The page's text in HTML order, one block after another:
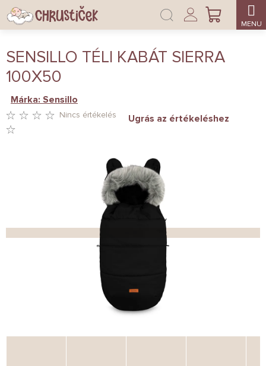
Ugrás
fő
KOSÁR
Bejelentkezés
SENSILLO TÉLI KABÁT SIERRA
100X50
CSILLAG.
Nincs értékelés Ugrás az értékeléshez
Márka: Sensillo